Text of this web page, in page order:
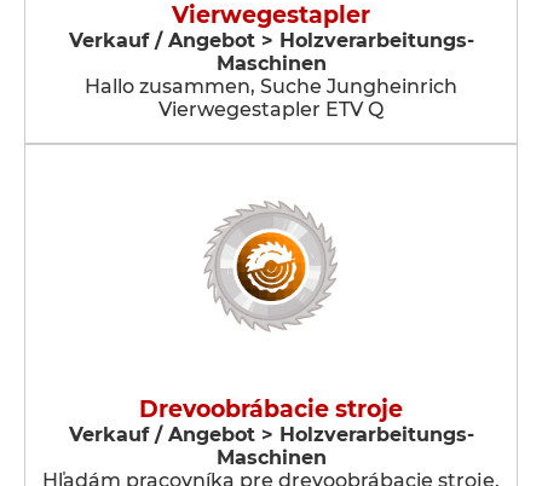
Vierwegestapler
Verkauf / Angebot > Holzverarbeitungs-
Maschinen
Hallo zusammen, Suche Jungheinrich
Vierwegestapler ETV Q
Drevoobrábacie stroje
Verkauf / Angebot > Holzverarbeitungs-
Maschinen
Hľadám pracovníka pre drevoobrábacie stroje.